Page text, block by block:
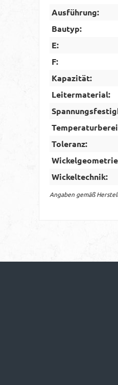
Ausführung:
Bautyp:
E:
F:
Kapazität:
Leitermaterial:
Toleranz:
Wickeltechnik:
Angaben gemäß